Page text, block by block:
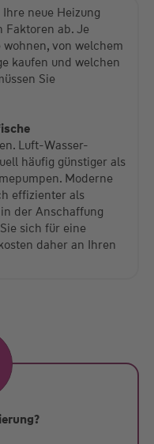
neue Heizung
Faktoren ab. Je
von welchem
kaufen und welchen
Sie
Luft-Wasser-
häufig günstiger als
Moderne
effizienter als
der Anschaffung
sich für eine
daher an Ihren